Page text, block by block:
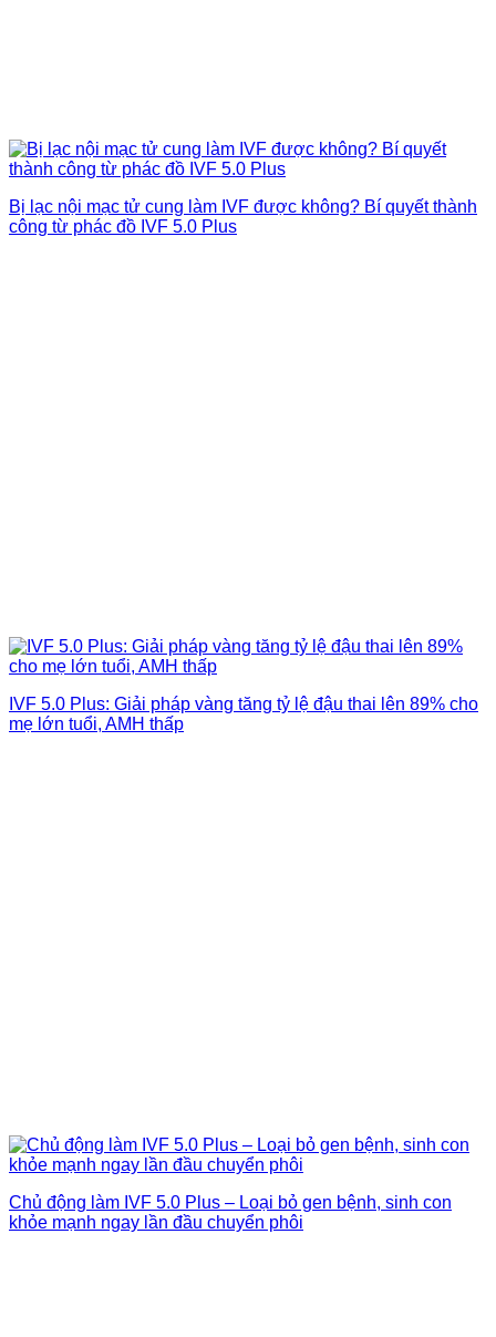
Bị lạc nội mạc tử cung làm IVF được không? Bí quyết thành
công từ phác đồ IVF 5.0 Plus
IVF 5.0 Plus: Giải pháp vàng tăng tỷ lệ đậu thai lên 89% cho
mẹ lớn tuổi, AMH thấp
Chủ động làm IVF 5.0 Plus – Loại bỏ gen bệnh, sinh con
khỏe mạnh ngay lần đầu chuyển phôi